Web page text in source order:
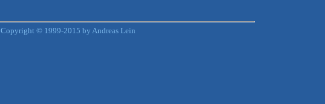
Copyright © 1999-2015 by Andreas Lein